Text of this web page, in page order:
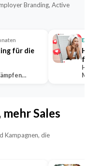
Branding, Active
für die
für
Sales
Kampagnen, die